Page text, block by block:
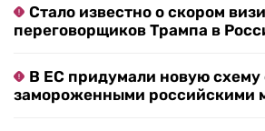
Стало известно о скором
переговорщиков Трампа в
В ЕС придумали новую схему
замороженными российскими